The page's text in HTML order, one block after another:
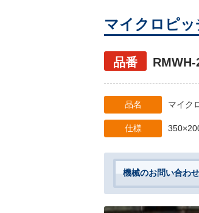
マイクロピ
品番
品名 マイク
仕様
機械のお問い合わ